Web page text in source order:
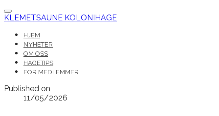
KLEMETSAUNE KOLONIHAGE
HJEM
NYHETER
OM OSS
HAGETIPS
FOR MEDLEMMER
Published on
11/05/2026